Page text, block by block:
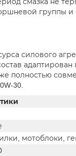
смазка не
группы
силового
адаптирован
полностью
30.
мотоблоки,